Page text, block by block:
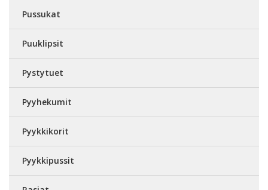
Pussukat
Puuklipsit
Pystytuet
Pyyhekumit
Pyykkikorit
Pyykkipussit